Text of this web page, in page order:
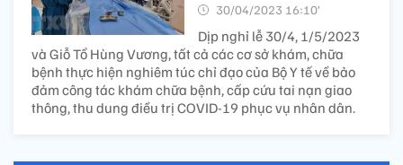
30/04/2023 16:10’
Dịp nghỉ lễ 30/4, 1/5/2023
và Giỗ Tổ Hùng Vương, tất cả các cơ sở khám, chữa
bệnh thực hiện nghiêm túc chỉ đạo của Bộ Y tế về bảo
đảm công tác khám chữa bệnh, cấp cứu tai nạn giao
thông, thu dung điều trị COVID-19 phục vụ nhân dân.